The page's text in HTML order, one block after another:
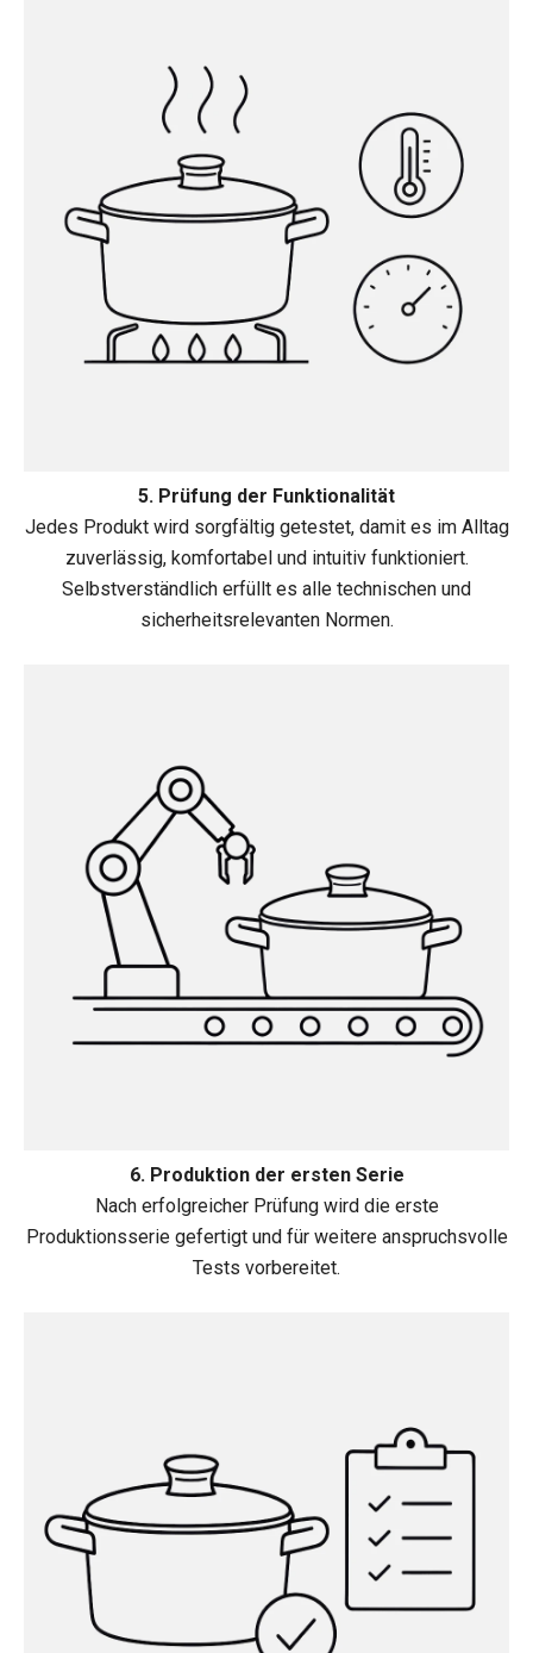
5. Prüfung der Funktionalität
Jedes Produkt wird sorgfältig getestet, damit es im Alltag
zuverlässig, komfortabel und intuitiv funktioniert.
Selbstverständlich erfüllt es alle technischen und
sicherheitsrelevanten Normen.
6. Produktion der ersten Serie
Nach erfolgreicher Prüfung wird die erste
Produktionsserie gefertigt und für weitere anspruchsvolle
Tests vorbereitet.